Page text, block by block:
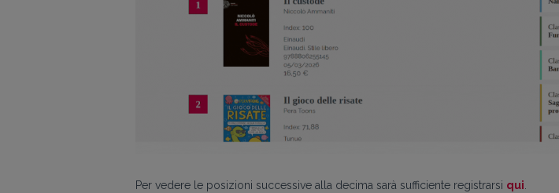
Per vedere le posizioni successive alla decima sarà sufficiente registrarsi qui.